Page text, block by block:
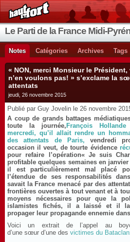
Notes Catégories Archives Tags
« NON, merci Monsieur le
n’en voulons pas! » s’exclame la
attentats
jeudi, 26 novembre 2015
Publié par Guy Jovelin le 26 novembre
A coup de grands battages
toute la journée, François
mercredi, qu’il allait rendre un
des attentats de Paris, vendredi
occasion il veut, de tourte évidence
pour refaire l’opération« Je suis
profitable quelques semaines en
il est particulièrement mal placé
l’étendue de ses responsabilités
savait la France menacé par des
frontières ouvertes à tout venant et à
moyens nécessaires pour que la
islamistes fichés, il a laissé et il
propager leur propagande ennemie
Voici un extrait de l’appel au
d’une sœur d’une des victimes du Bataclan